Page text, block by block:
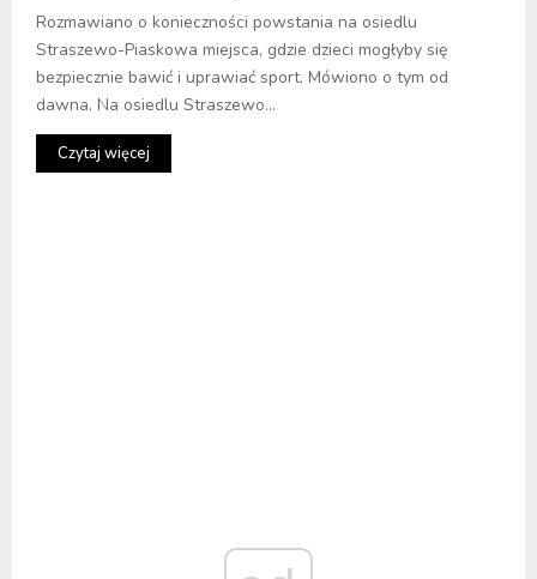
Rozmawiano o konieczności powstania na osiedlu
Straszewo-Piaskowa miejsca, gdzie dzieci mogłyby się
bezpiecznie bawić i uprawiać sport. Mówiono o tym od
dawna. Na osiedlu Straszewo...
Czytaj więcej